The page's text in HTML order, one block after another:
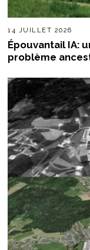
14 JUILLET 2026
Épouvantail IA:
problème